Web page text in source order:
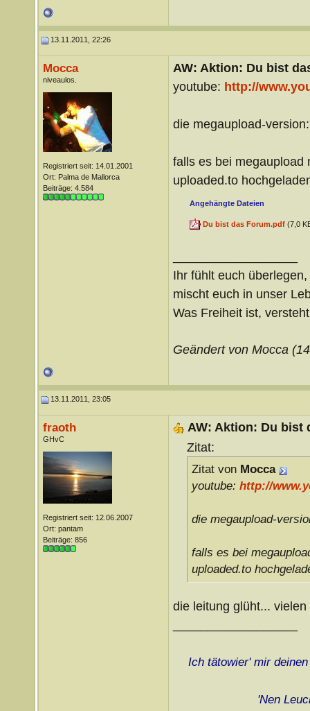
13.11.2011, 22:26
Mocca
niveaulos.
Registriert seit: 14.01.2001
Ort: Palma de Mallorca
Beiträge: 4.584
AW: Aktion: Du bist
youtube: http://
die megaupload-
falls es bei megaupload
uploaded.to
Angehängte Dateien
Du bist das Forum.pdf(7,0
Ihr fühlt euch überlegen,
mischt euch in unser
Was Freiheit ist,
Geändert von Mocca
13.11.2011, 23:05
fraoth
GHvC
Registriert seit: 12.06.2007
Ort: pantam
Beiträge: 856
AW: Aktion: Du bist
Zitat:
Zitat von Mocca
youtube: http://
die megaupload-
falls es bei
uploaded.to
die leitung glüht...
Ich tätowier' mir
'Nen